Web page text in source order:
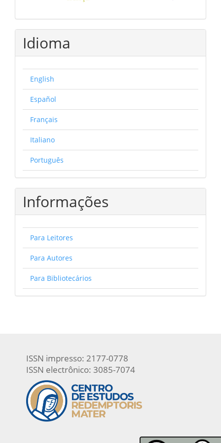
Idioma
English
Español
Français
Italiano
Português
Informações
Para Leitores
Para Autores
Para Bibliotecários
ISSN impresso: 2177-0778
ISSN electrônico: 3085-7074